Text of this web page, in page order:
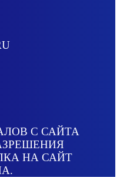
С САЙТА
НА САЙТ